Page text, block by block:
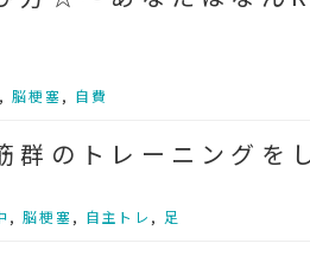
,脳梗塞, 自費
のトレーニングを
, 脳梗塞, 自主トレ , 足